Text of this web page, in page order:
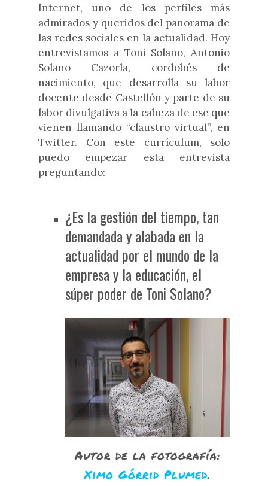
Internet, uno de los perfiles más
admirados y queridos del panorama de
las redes sociales en la actualidad. Hoy
entrevistamos a Toni Solano, Antonio
Solano Cazorla, cordobés de
nacimiento, que desarrolla su labor
docente desde Castellón y parte de su
labor divulgativa a la cabeza de ese que
vienen llamando “claustro virtual”, en
Twitter. Con este currículum, solo
puedo empezar esta entrevista
preguntando:
¿Es la gestión del tiempo, tan
demandada y alabada en la
actualidad por el mundo de la
empresa y la educación, el
súper poder de Toni Solano?
Autor de la fotografía:
Ximo Górrid Plumed.